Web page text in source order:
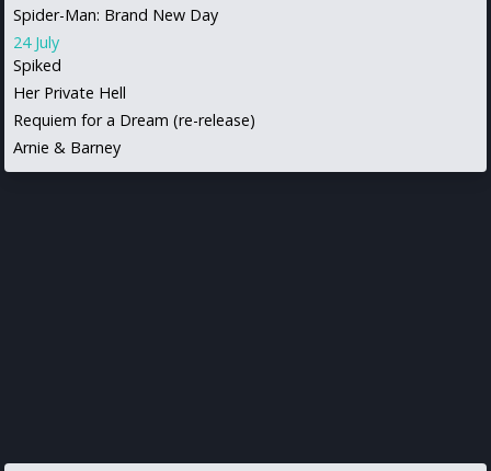
Spider-Man: Brand New Day
24 July
Spiked
Her Private Hell
Requiem for a Dream (re-release)
Arnie & Barney